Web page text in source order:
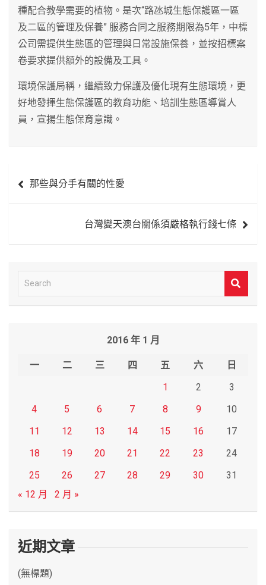
種配合教學需要的植物。是次“路氹城生態保護區一區
及二區的管理及保養” 服務合同之服務期限為5年，中標
公司需提供生態區的管理與日常設施保養，並按招標案
卷要求提供額外的設備及工具。
環境保護局稱，繼續致力保護及優化現有生態環境，更
好地發揮生態保護區的教育功能、培訓生態區導賞人
員，宣揚生態保育意識。
章 那些與分手有關的性愛
台灣變天澳台關係須嚴格執行錢七條
e
2016 年 1 月
一 二 三 四 五 六
日
1
2
3
4
5 6 7 8 9
10
11
12 13 14 15 16
17
18
19 20 21 22 23
24
25
26 27 28 29 30
31
« 12 月
2 月 »
近期文章
(無標題)